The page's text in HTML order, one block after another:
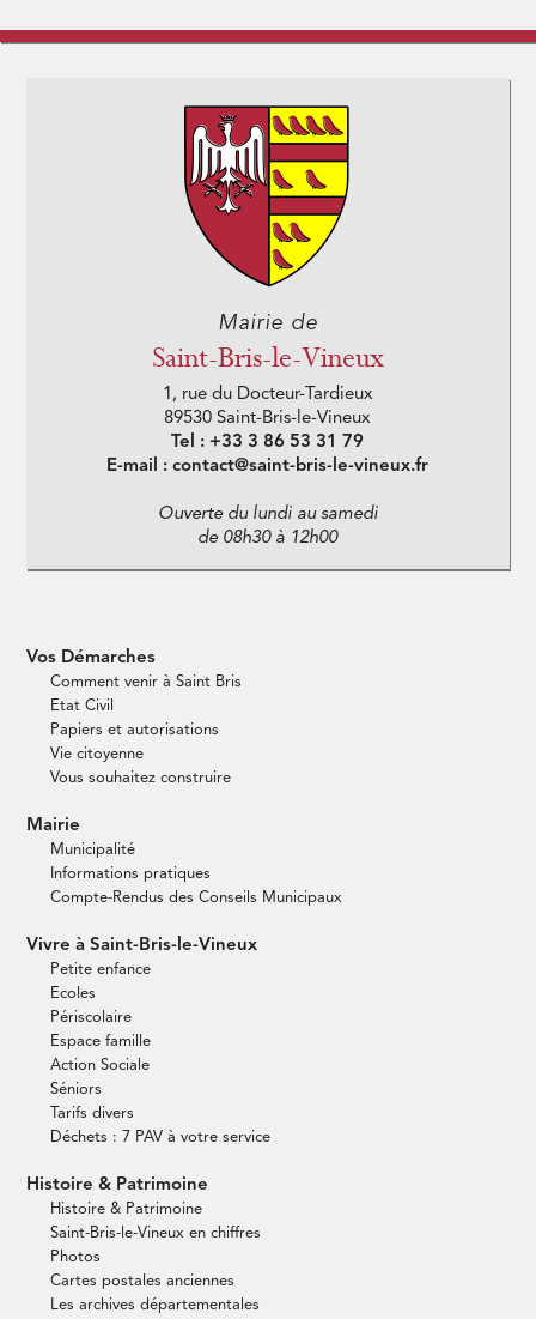
Mairie de
Saint-Bris-le-Vineux
1, rue du Docteur-Tardieux
89530 Saint-Bris-le-Vineux
Tel : +33 3 86 53 31 79
E-mail : contact@saint-bris-le-vineux.fr
Ouverte du lundi au samedi
de 08h30 à 12h00
Vos Démarches
Comment venir à Saint Bris
Etat Civil
Papiers et autorisations
Vie citoyenne
Vous souhaitez construire
Mairie
Municipalité
Informations pratiques
Compte-Rendus des Conseils Municipaux
Vivre à Saint-Bris-le-Vineux
Petite enfance
Ecoles
Périscolaire
Espace famille
Action Sociale
Séniors
Tarifs divers
Déchets : 7 PAV à votre service
Histoire & Patrimoine
Histoire & Patrimoine
Saint-Bris-le-Vineux en chiffres
Photos
Cartes postales anciennes
Les archives départementales